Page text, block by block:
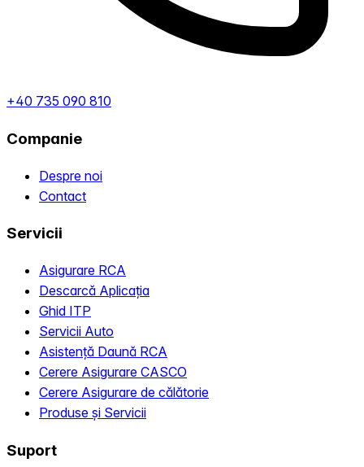
+40 735 090 810
Companie
Despre noi
Contact
Servicii
Asigurare RCA
Descarcă Aplicația
Ghid ITP
Servicii Auto
Asistență Daună RCA
Cerere Asigurare CASCO
Cerere Asigurare de călătorie
Produse și Servicii
Suport